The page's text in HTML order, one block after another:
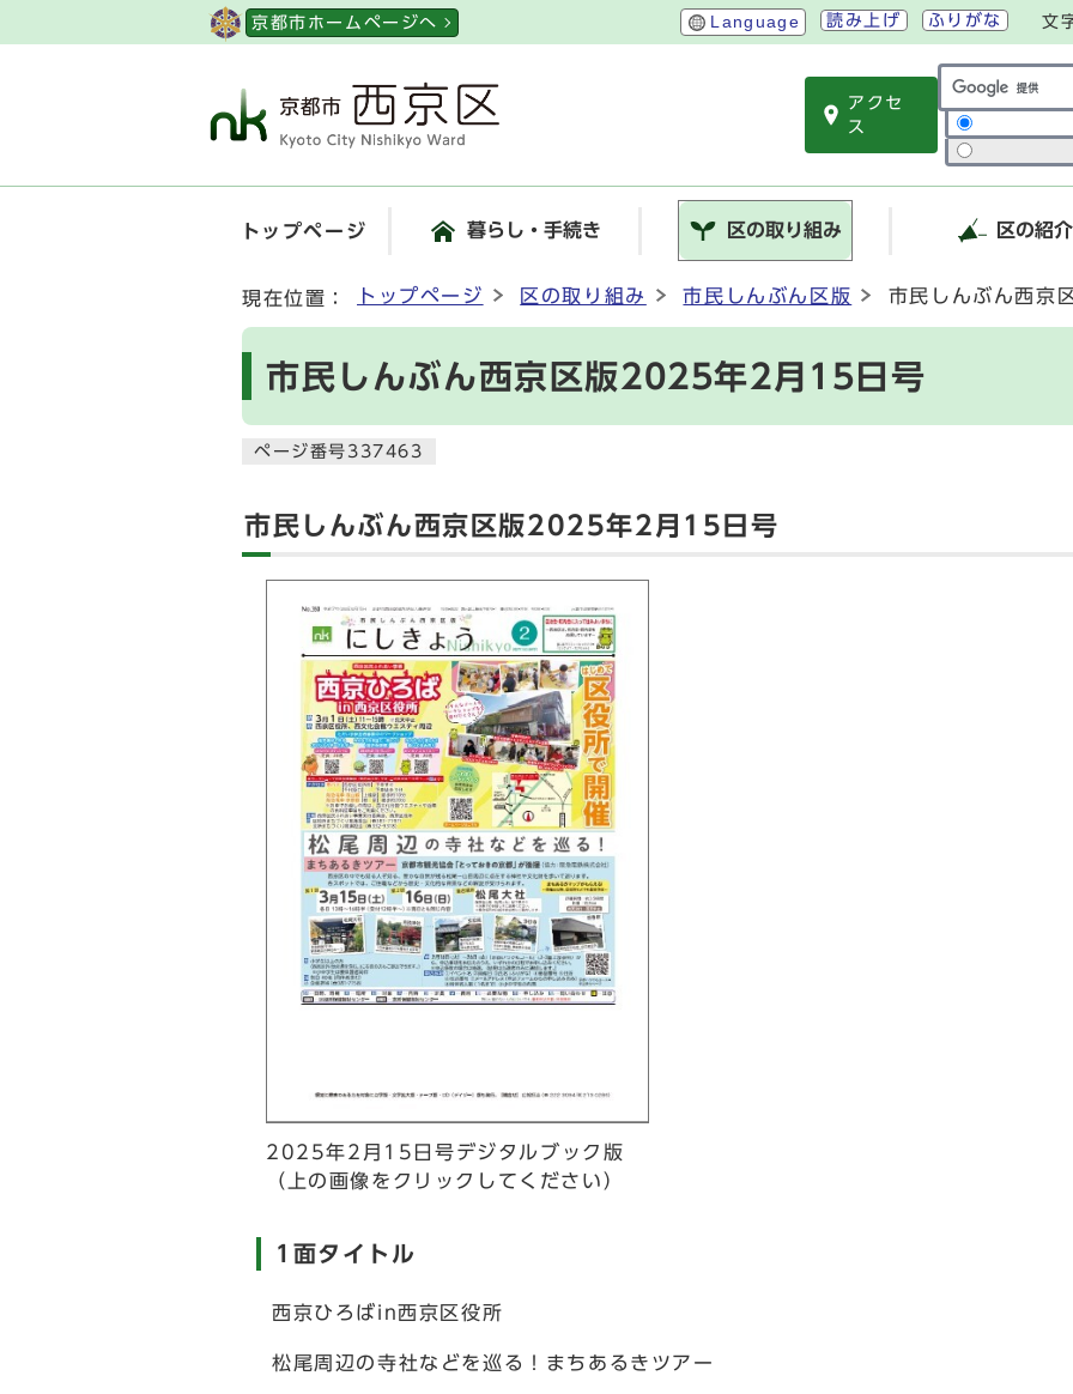
京都市ホームページへ Language 読み上げ ふりがな 文
アクセ
ス
サイト内検索
トップページ 暮らし・手続き 区の取り組み 区の紹介
現在位置： トップページ 区の取り組み 市民しんぶん区版 市民しんぶん西
市民しんぶん西京区版2025年2月15日号
ページ番号337463
市民しんぶん西京区版2025年2月15日号
2025年2月15日号デジタルブック版
（上の画像をクリックしてください）
1面タイトル
西京ひろばin西京区役所
松尾周辺の寺社などを巡る！まちあるきツアー